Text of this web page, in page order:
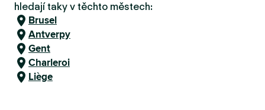
hledají taky v těchto městech:
Brusel
Antverpy
Gent
Charleroi
Liège